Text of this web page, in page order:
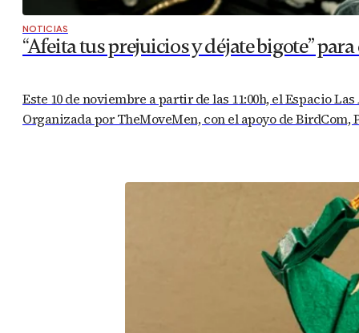
NOTICIAS
“Afeita tus prejuicios y déjate bigote”
Este 10 de noviembre a partir de las 11:00h, el Espacio
Organizada por TheMoveMen, con el apoyo de BirdCom,